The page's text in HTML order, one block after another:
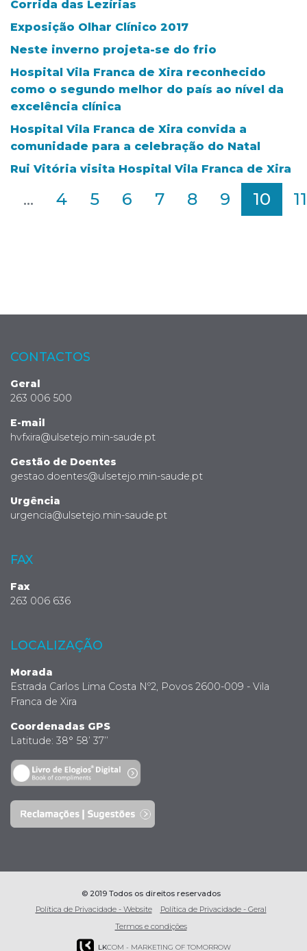
Corrida das Lezírias
Exposição Olhar Clínico 2017
Neste inverno projeta-se do frio
Hospital Vila Franca de Xira reconhecido
como o segundo melhor do país ao nível da
excelência clínica
Hospital Vila Franca de Xira convida a
comunidade para a celebração do Natal
Rui Vitória visita Hospital Vila Franca de Xira
... 4 5 6 7 8 9 10 11
CONTACTOS
Geral
263 006 500
E-mail
hvfxira@ulsetejo.min-saude.pt
Gestão de Doentes
gestao.doentes@ulsetejo.min-saude.pt
Urgência
urgencia@ulsetejo.min-saude.pt
FAX
Fax
263 006 636
LOCALIZAÇÃO
Morada
Estrada Carlos Lima Costa Nº2, Povos 2600-009 - Vila
Franca de Xira
Coordenadas GPS
Latitude: 38° 58’ 37’’
© 2019 Todos os direitos reservados
Política de Privacidade - Website
Política de Privacidade - Geral
Termos e condições
LKCOM - MARKETING OF TOMORROW